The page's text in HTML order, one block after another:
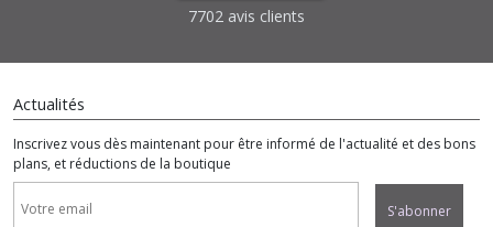
7702 avis clients
Actualités
Inscrivez vous dès maintenant pour être informé de l'actualité et des bons
plans, et réductions de la boutique
S'abonner